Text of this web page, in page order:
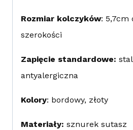
Rozmiar kolczyków: 5,7cm
szerokości
Zapięcie standardowe:
antyalergiczna
Kolory: bordowy, złoty
Materiały: sznurek sutasz